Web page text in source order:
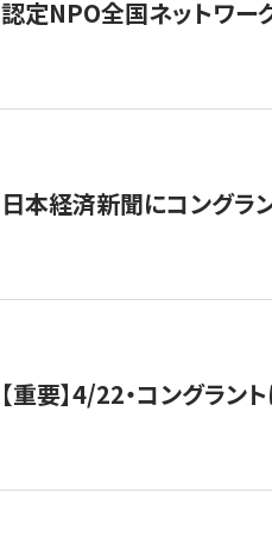
認定NPO全国ネットワー
日本経済新聞にコングラ
【重要】4/22・コングラン